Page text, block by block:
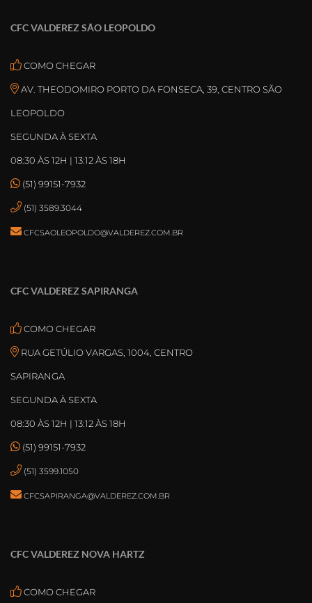
CFC VALDEREZ SÃO LEOPOLDO
COMO CHEGAR
AV. THEODOMIRO PORTO DA FONSECA, 39, CENTRO SÃO
LEOPOLDO
SEGUNDA À SEXTA
08:30 ÀS 12H | 13:12 ÀS 18H
(51) 99151-7932
(51) 3589.3044
CFCSAOLEOPOLDO@VALDEREZ.COM.BR
CFC VALDEREZ SAPIRANGA
COMO CHEGAR
RUA GETÚLIO VARGAS, 1004, CENTRO
SAPIRANGA
SEGUNDA À SEXTA
08:30 ÀS 12H | 13:12 ÀS 18H
(51) 99151-7932
(51) 3599.1050
CFCSAPIRANGA@VALDEREZ.COM.BR
CFC VALDEREZ NOVA HARTZ
COMO CHEGAR